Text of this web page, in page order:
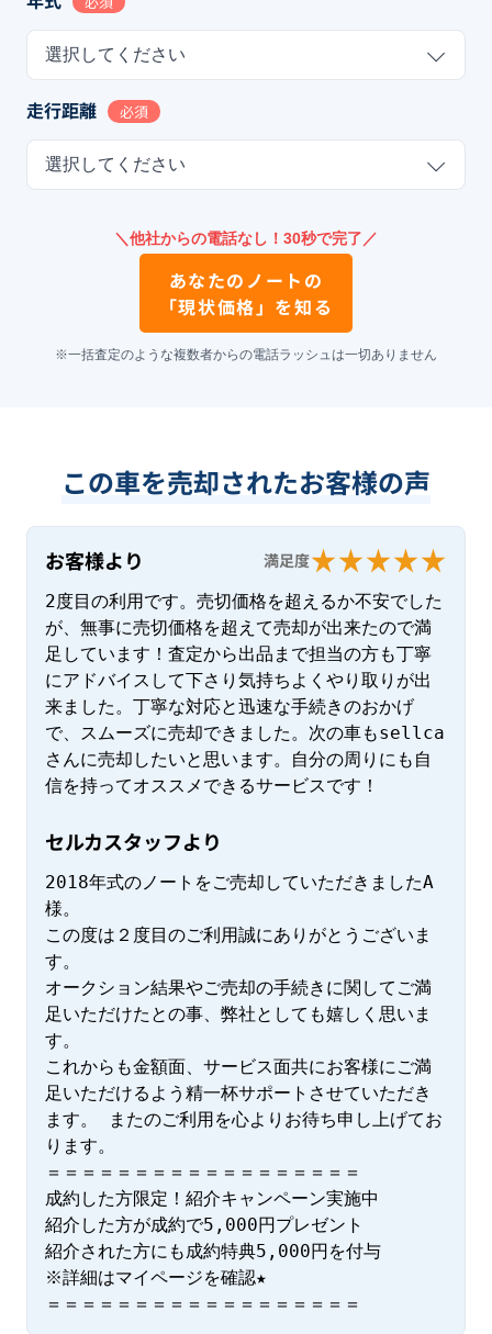
選択してください
走行距離 必須
選択してください
＼他社からの電話なし！30秒で完了／
あなたの ノート の
「現状価格」を知る
※一括査定のような複数者からの電話ラッシュは一切ありません
この車を売却されたお客様の声
お客様より 満足度
2度目の利用です。売切価格を超えるか不安でした
が、無事に売切価格を超えて売却が出来たので満
足しています！査定から出品まで担当の方も丁寧
にアドバイスして下さり気持ちよくやり取りが出
来ました。丁寧な対応と迅速な手続きのおかげ
で、スムーズに売却できました。次の車もsellca
さんに売却したいと思います。自分の周りにも自
信を持ってオススメできるサービスです！
セルカスタッフより
2018年式のノートをご売却していただきましたA
様。
この度は２度目のご利用誠にありがとうございま
す。
オークション結果やご売却の手続きに関してご満
足いただけたとの事、弊社としても嬉しく思いま
す。
これからも金額面、サービス面共にお客様にご満
足いただけるよう精一杯サポートさせていただき
ます。 またのご利用を心よりお待ち申し上げてお
ります。
＝＝＝＝＝＝＝＝＝＝＝＝＝＝＝＝＝＝
成約した方限定！紹介キャンペーン実施中
紹介した方が成約で5,000円プレゼント
紹介された方にも成約特典5,000円を付与
※詳細はマイページを確認★
＝＝＝＝＝＝＝＝＝＝＝＝＝＝＝＝＝＝